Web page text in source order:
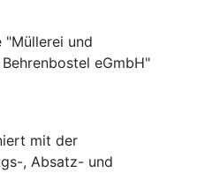
und
eGmbH"
mit der
, Absatz- und